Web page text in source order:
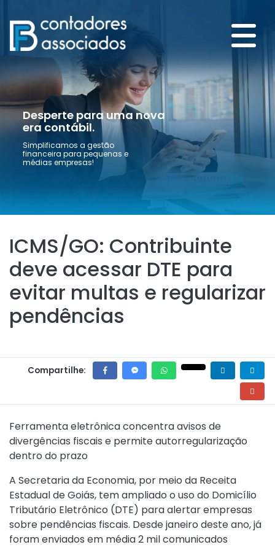
Desperte para uma nova
era contábil.
Simplificamos a gestão
financeira para pequenas e
médias empresas!
ICMS/GO: Contribuinte
deve acessar DTE para
evitar multas e regularizar
pendências
Compartilhe:
Ferramenta eletrônica concentra avisos de
divergências fiscais e permite autorregularização
dentro do prazo
A Secretaria da Economia, por meio da Receita
Estadual de Goiás, tem ampliado o uso do Domicílio
Tributário Eletrônico (DTE) para alertar empresas
sobre pendências fiscais. Desde janeiro deste ano, já
foram enviados em média 2 mil comunicados